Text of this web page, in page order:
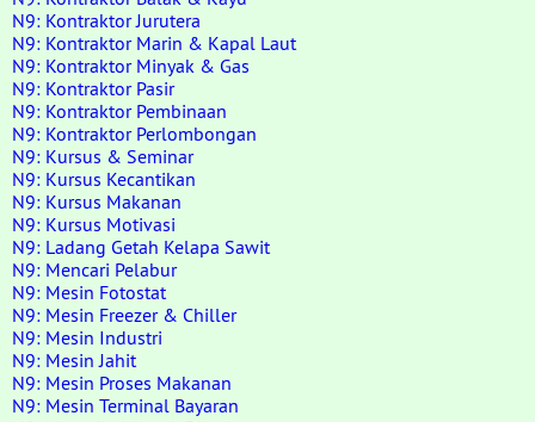
N9: Kontraktor Jurutera
N9: Kontraktor Marin & Kapal Laut
N9: Kontraktor Minyak & Gas
N9: Kontraktor Pasir
N9: Kontraktor Pembinaan
N9: Kontraktor Perlombongan
N9: Kursus & Seminar
N9: Kursus Kecantikan
N9: Kursus Makanan
N9: Kursus Motivasi
N9: Ladang Getah Kelapa Sawit
N9: Mencari Pelabur
N9: Mesin Fotostat
N9: Mesin Freezer & Chiller
N9: Mesin Industri
N9: Mesin Jahit
N9: Mesin Proses Makanan
N9: Mesin Terminal Bayaran